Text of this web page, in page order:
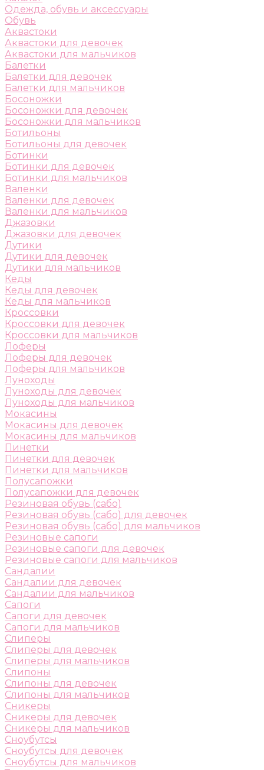
Одежда, обувь и аксессуары
Обувь
Аквастоки
Аквастоки для девочек
Аквастоки для мальчиков
Балетки
Балетки для девочек
Балетки для мальчиков
Босоножки
Босоножки для девочек
Босоножки для мальчиков
Ботильоны
Ботильоны для девочек
Ботинки
Ботинки для девочек
Ботинки для мальчиков
Валенки
Валенки для девочек
Валенки для мальчиков
Джазовки
Джазовки для девочек
Дутики
Дутики для девочек
Дутики для мальчиков
Кеды
Кеды для девочек
Кеды для мальчиков
Кроссовки
Кроссовки для девочек
Кроссовки для мальчиков
Лоферы
Лоферы для девочек
Лоферы для мальчиков
Луноходы
Луноходы для девочек
Луноходы для мальчиков
Мокасины
Мокасины для девочек
Мокасины для мальчиков
Пинетки
Пинетки для девочек
Пинетки для мальчиков
Полусапожки
Полусапожки для девочек
Резиновая обувь (сабо)
Резиновая обувь (сабо) для девочек
Резиновая обувь (сабо) для мальчиков
Резиновые сапоги
Резиновые сапоги для девочек
Резиновые сапоги для мальчиков
Сандалии
Сандалии для девочек
Сандалии для мальчиков
Сапоги
Сапоги для девочек
Сапоги для мальчиков
Слиперы
Слиперы для девочек
Слиперы для мальчиков
Слипоны
Слипоны для девочек
Слипоны для мальчиков
Сникеры
Сникеры для девочек
Сникеры для мальчиков
Сноубутсы
Сноубутсы для девочек
Сноубутсы для мальчиков